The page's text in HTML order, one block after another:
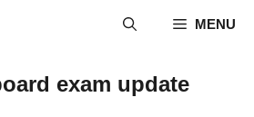
MENU
exam update